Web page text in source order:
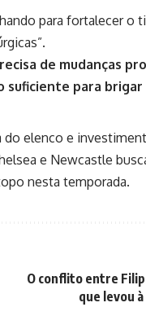
para fortalecer o
de mudanças
suficiente para
elenco e
e Newcastle
nesta temporada.
O conflito entre
que levou